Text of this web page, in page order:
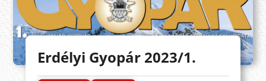
Erdélyi Gyopár 2023/1.